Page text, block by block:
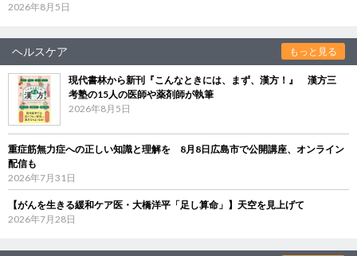
2026年8月5日
ヘルスケア もっと見る
現代書林から新刊『こんなときには、まず、漢方！』 漢方三
考塾の15人の医師や薬剤師が執筆
2026年8月5日
重症筋無力症への正しい知識と理解を 8月8日広島市で公開講座、オンライン
配信も
2026年7月31日
【がんを生きる緩和ケア医・大橋洋平「足し算命」】天空を見上げて
2026年7月28日